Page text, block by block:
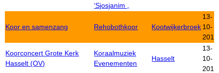
‘Sjosjanim ,
Koor en samenzang Rehobothkoor Kootwijkerbroek
13-
10-
2012
Koorconcert Grote Kerk
Hasselt (OV)
Koraalmuziek
Evenementen
Hasselt
13-
10-
2012